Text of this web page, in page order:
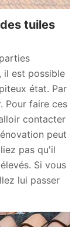
tuiles
il est possible
état. Par
Pour faire ces
contacter
peut
pas qu'il
Si vous
lui passer